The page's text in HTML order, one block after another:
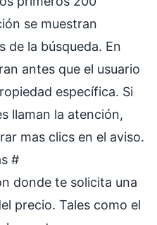
se muestran
de la búsqueda. En
antes que el usuario
específica. Si
llaman la atención,
mas clics en el aviso.
#
donde te solicita una
precio. Tales como el